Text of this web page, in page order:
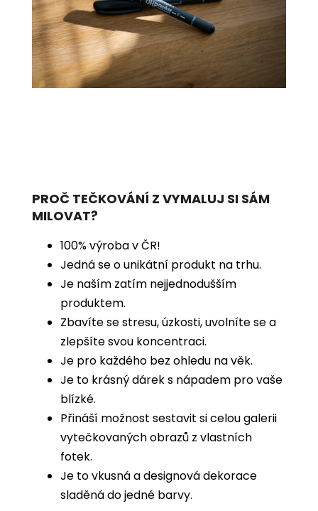
PROČ TEČKOVÁNÍ Z VYMALUJ SI SÁM
MILOVAT?
100% výroba v ČR!
Jedná se o unikátní produkt na trhu.
Je naším zatím nejjednodušším
produktem.
Zbavíte se stresu, úzkosti, uvolníte se a
zlepšíte svou koncentraci.
Je pro každého bez ohledu na věk.
Je to krásný dárek s nápadem pro vaše
blízké.
Přináší možnost sestavit si celou galerii
vytečkovaných obrazů z vlastních
fotek.
Je to vkusná a designová dekorace
sladěná do jedné barvy.